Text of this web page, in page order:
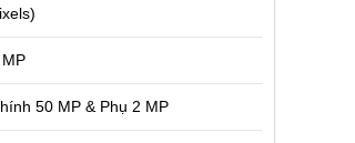
50 MP & Phụ 2 MP